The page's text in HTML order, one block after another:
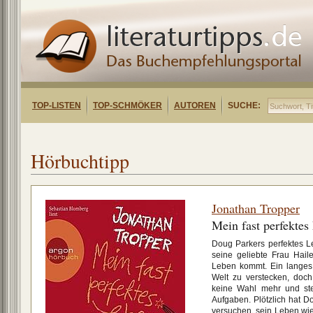
TOP-LISTEN TOP-SCHMÖKER AUTOREN SUCHE:
Hörbuchtipp
Jonathan Tropper
Mein fast perfektes
Doug Parkers perfektes
seine geliebte Frau
Leben kommt. Ein
Welt zu verstecken,
keine Wahl mehr und
Aufgaben. Plötzlich hat
versuchen, sein Leben